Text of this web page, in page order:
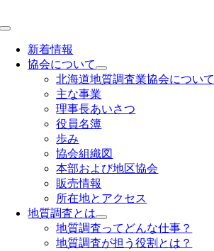
to
Toggle
Navigation新着情報
協会について
北海道地質調査業協会について
主な事業
理事長あいさつ
役員名簿
歩み
協会組織図
本部および地区協会
販売情報
所在地とアクセス
地質調査とは
地質調査ってどんな仕事？
地質調査が担う役割とは？